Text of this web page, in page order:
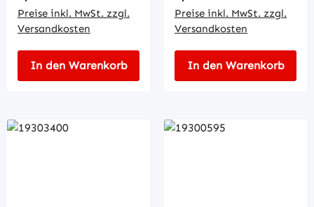
Preise inkl. MwSt. zzgl.
Versandkosten
In den Warenkorb
Preise inkl. MwSt. zzgl.
Versandkosten
In den Warenkorb